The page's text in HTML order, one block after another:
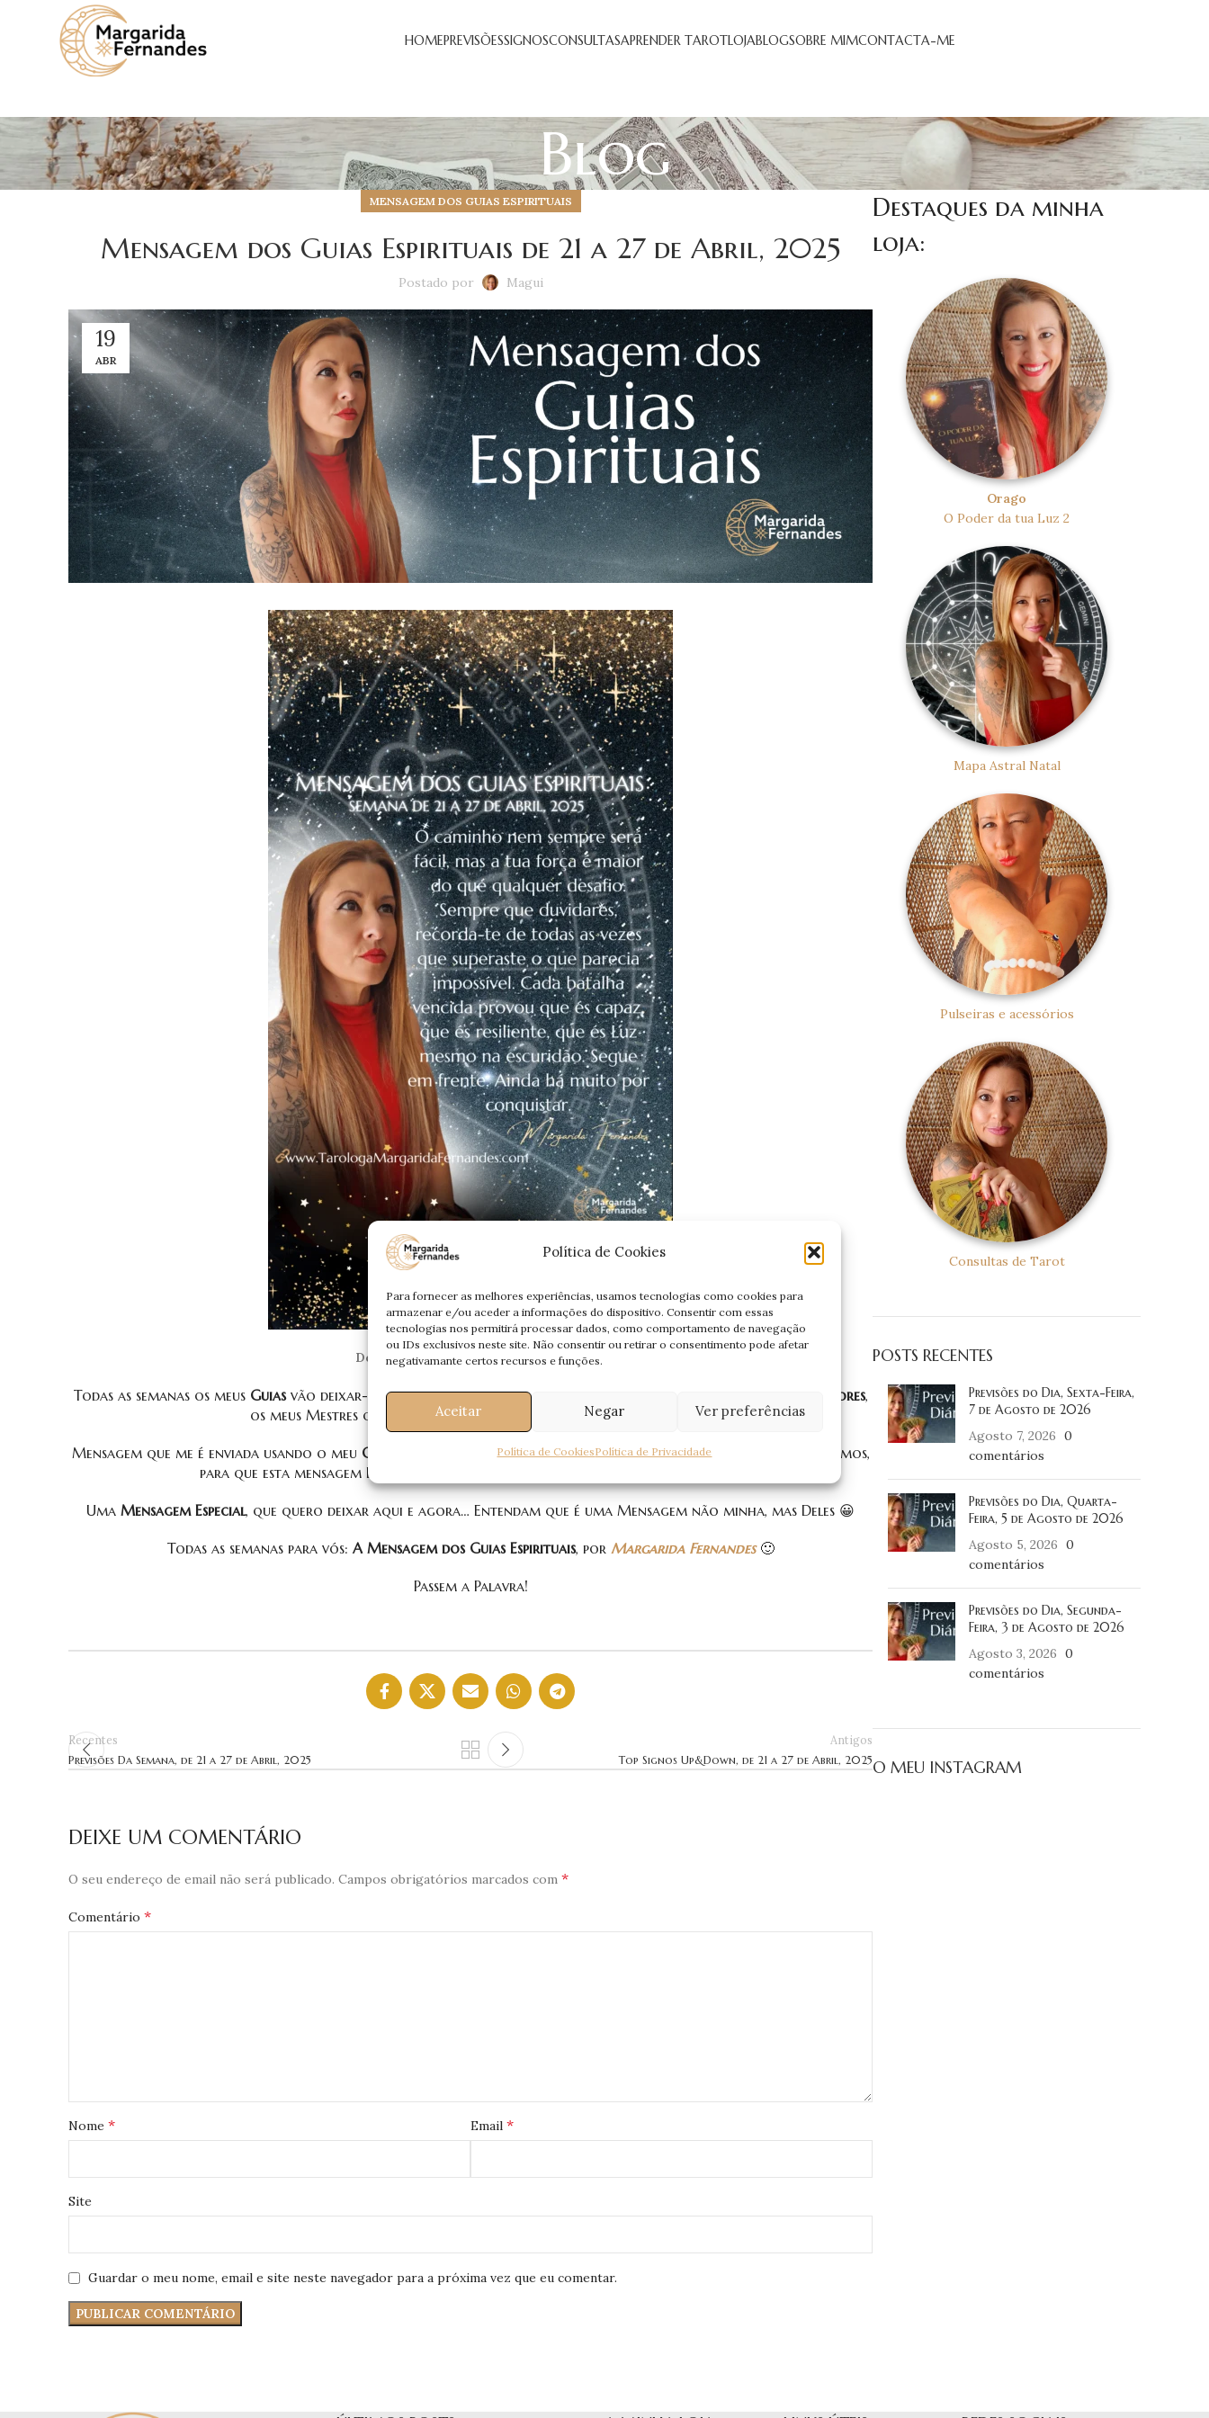
Política de Cookies
Para fornecer as melhores experiências, usamos tecnologias como cookies para
armazenar e/ou aceder a informações do dispositivo. Consentir com essas
tecnologias nos permitirá processar dados, como comportamento de navegação
ou IDs exclusivos neste site. Não consentir ou retirar o consentimento pode afetar
negativamante certos recursos e funções.
Aceitar Negar Ver preferências
Política de CookiesPolítica de Privacidade
HOMEPREVISÕESSIGNOSCONSULTASAPRENDER TAROTLOJABLOGSOBRE MIMCONTACTA-ME
Blog
MENSAGEM DOS GUIAS ESPIRITUAIS
Mensagem dos Guias Espirituais de 21 a 27 de Abril, 2025
Postado por Magui
19
ABR
Desafiei-Os. E Eles responderam-me.
Todas as semanas os meus Guiasvão deixar-vos uma Mensagem. Uma Seres Superiores,
os meus Mestres que me acompanham diariamente, nesta jornada.
Mensagem que me é enviada usando o meu Canal Energético
, aquele que nos liga, nos une, pelo qual eu e Eles falamos,
para que esta mensagem Deles, seja interpretada por mim através da mediunidade.
Uma Mensagem Especial, que quero deixar aqui e agora… Entendam que é uma Mensagem não minha, mas Deles 😀
Todas as semanas para vós: A Mensagem dos Guias Espirituais, por Margarida Fernandes🙂
Passem a Palavra!
Recentes
Previsões Da Semana, de 21 a 27 de Abril, 2025
Antigos
Top Signos Up&Down, de 21 a 27 de Abril, 2025
DEIXE UM COMENTÁRIO
O seu endereço de email não será publicado. Campos obrigatórios marcados com *
Comentário *
Nome * Email *
Site
Guardar o meu nome, email e site neste navegador para a próxima vez que eu comentar.
Destaques da minha
loja:
Orago
O Poder da tua Luz 2
Mapa Astral Natal
Pulseiras e acessórios
Consultas de Tarot
POSTS RECENTES
Previsões do Dia, Sexta-Feira,
7 de Agosto de 2026
Agosto 7, 2026 0
comentários
Previsões do Dia, Quarta-
Feira, 5 de Agosto de 2026
Agosto 5, 2026 0
comentários
Previsões do Dia, Segunda-
Feira, 3 de Agosto de 2026
Agosto 3, 2026 0
comentários
O MEU INSTAGRAM